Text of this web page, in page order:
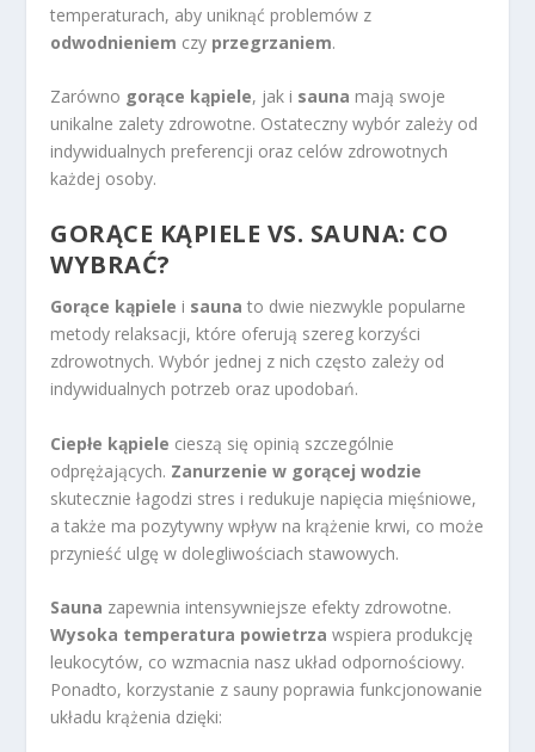
temperaturach, aby uniknąć problemów z
odwodnieniem czy przegrzaniem.
Zarówno gorące kąpiele, jak i sauna mają swoje
unikalne zalety zdrowotne. Ostateczny wybór zależy od
indywidualnych preferencji oraz celów zdrowotnych
każdej osoby.
GORĄCE KĄPIELE VS. SAUNA: CO
WYBRAĆ?
Gorące kąpiele i sauna to dwie niezwykle popularne
metody relaksacji, które oferują szereg korzyści
zdrowotnych. Wybór jednej z nich często zależy od
indywidualnych potrzeb oraz upodobań.
Ciepłe kąpiele cieszą się opinią szczególnie
odprężających. Zanurzenie w gorącej wodzie
skutecznie łagodzi stres i redukuje napięcia mięśniowe,
a także ma pozytywny wpływ na krążenie krwi, co może
przynieść ulgę w dolegliwościach stawowych.
Sauna zapewnia intensywniejsze efekty zdrowotne.
Wysoka temperatura powietrza wspiera produkcję
leukocytów, co wzmacnia nasz układ odpornościowy.
Ponadto, korzystanie z sauny poprawia funkcjonowanie
układu krążenia dzięki: